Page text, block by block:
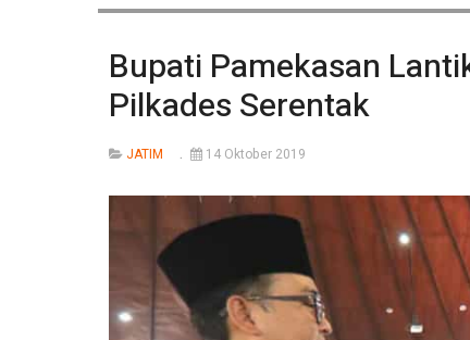
Bupati Pamekasan
Pilkades Serentak
JATIM 14 Oktober 2019